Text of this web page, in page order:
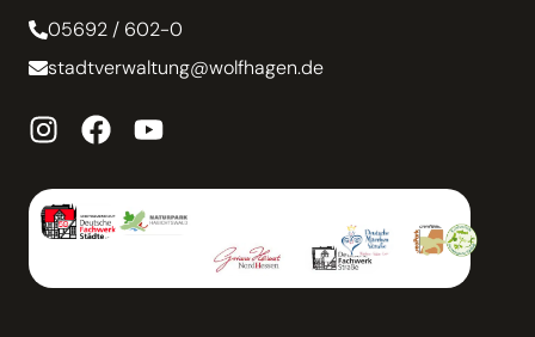
05692 / 602-0
stadtverwaltung@wolfhagen.de